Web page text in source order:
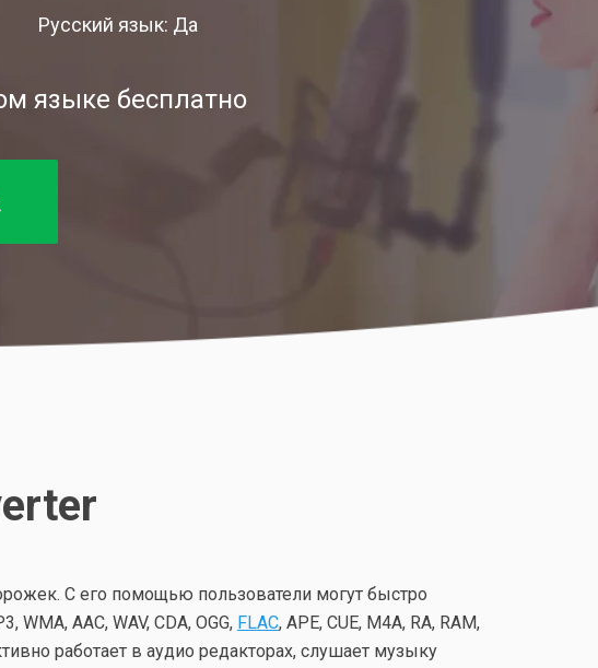
Русский язык: Да
языке бесплатно
С его помощью пользователи могут быстро
ААС, WAV, CDA, OGG, FLAC, АРЕ, CUE, М4А, RA, RAM,
работает в аудио редакторах, слушает музыку